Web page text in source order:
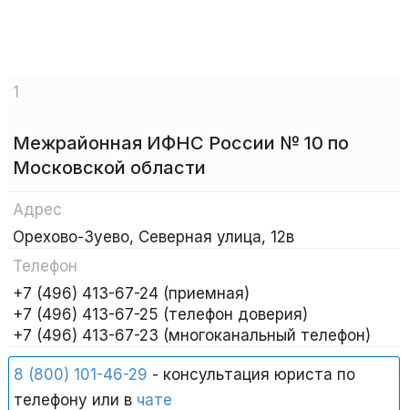
1
Межрайонная ИФНС России № 10 по
Московской области
Адрес
Орехово-Зуево, Северная улица, 12в
Телефон
+7 (496) 413-67-24 (приемная)
+7 (496) 413-67-25 (телефон доверия)
+7 (496) 413-67-23 (многоканальный телефон)
8 (800) 101-46-29 - консультация юриста по
телефону или в чате